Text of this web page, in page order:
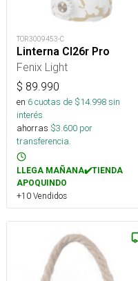
TOR3009453-C
Linterna Cl26r Pro
Fenix Light
$ 89.990
en 6cuotas de $14.998sin
interés
ahorras $3.600 por
transferencia.
LLEGA MAÑANA✔️TIENDA
APOQUINDO
+10 Vendidos